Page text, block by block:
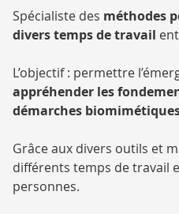
Spécialiste des méthodes
divers temps de travail
L’objectif : permettre
appréhender les
démarches
Grâce aux divers outils et
différents temps de travail
personnes.